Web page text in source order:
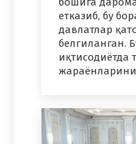
етказиб, бу
давлатлар
белгиланган.
иқтисодиётда